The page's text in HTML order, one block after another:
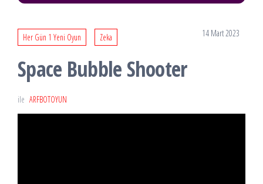
Her Gün 1 Yeni Oyun Zeka 14 Mart 2023
Space Bubble Shooter
ile ARFBOTOYUN